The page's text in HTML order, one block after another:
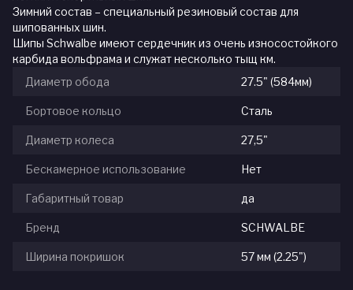
Зимний состав – специальный резиновый состав для
шипованных шин.
Шипы Schwalbe имеют сердечник из очень износостойкого
карбида вольфрама и служат несколько тыщ км.
Диаметр обода
27.5" (584мм)
Бортовое кольцо Сталь
Диаметр колеса 27,5"
Бескамерное использование Нет
Габаритный товар да
Бренд SCHWALBE
Ширина покришок 57 мм (2.25")